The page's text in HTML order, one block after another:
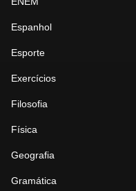
Espanhol
Esporte
Exercícios
Filosofia
Física
Geografia
Gramática